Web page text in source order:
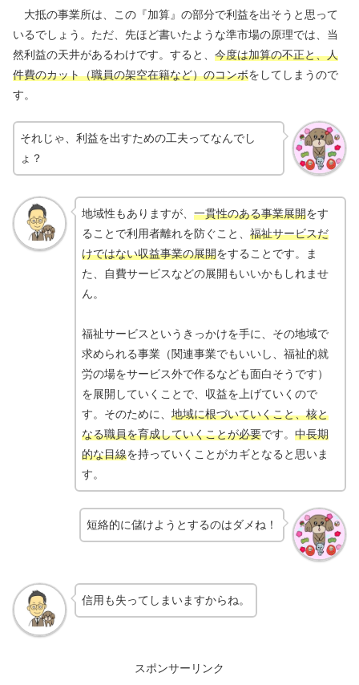
大抵の事業所は、この『加算』の部分で利益を出そうと思って
いるでしょう。ただ、先ほど書いたような準市場の原理では、当
然利益の天井があるわけです。すると、 今度は加算の不正と、人
件費のカット（職員の架空在籍など）のコンボをしてしまうので
す。
それじゃ、利益を出すための工夫ってなんでし
ょ？
地域性もありますが、 一貫性のある事業展開をす
ることで利用者離れを防ぐこと、 福祉サービスだ
けではない収益事業の展開をすることです。ま
た、自費サービスなどの展開もいいかもしれませ
ん。
福祉サービスというきっかけを手に、その地域で
求められる事業（関連事業でもいいし、福祉的就
労の場をサービス外で作るなども面白そうです）
を展開していくことで、収益を上げていくので
す。そのために、 地域に根づいていくこと、核と
なる職員を育成していくことが必要です。 中長期
的な目線を持っていくことがカギとなると思いま
す。
短絡的に儲けようとするのはダメね！
信用も失ってしまいますからね。
スポンサーリンク